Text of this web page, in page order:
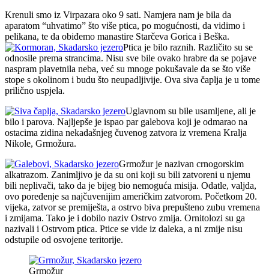
Krenuli smo iz Virpazara oko 9 sati. Namjera nam je bila da
aparatom “uhvatimo” što više ptica, po mogućnosti, da vidimo i
pelikana, te da obiđemo manastire Starčeva Gorica i Beška.
Ptica je bilo raznih. Različito su se
odnosile prema strancima. Nisu sve bile ovako hrabre da se pojave
naspram plavetnila neba, već su mnoge pokušavale da se što više
stope s okolinom i budu što neupadljivije. Ova siva čaplja je u tome
prilično uspjela.
Uglavnom su bile usamljene, ali je
bilo i parova. Najljepše je ispao par galebova koji je odmarao na
ostacima zidina nekadašnjeg čuvenog zatvora iz vremena Kralja
Nikole, Grmožura.
Grmožur je nazivan crnogorskim
alkatrazom. Zanimljivo je da su oni koji su bili zatvoreni u njemu
bili neplivači, tako da je bijeg bio nemoguća misija. Odatle, valjda,
ovo poređenje sa najčuvenijim američkim zatvorom. Početkom 20.
vijeka, zatvor se premiješta, a ostrvo biva prepušteno zubu vremena
i zmijama. Tako je i dobilo naziv Ostrvo zmija. Ornitolozi su ga
nazivali i Ostrvom ptica. Ptice se vide iz daleka, a ni zmije nisu
odstupile od osvojene teritorije.
Grmožur